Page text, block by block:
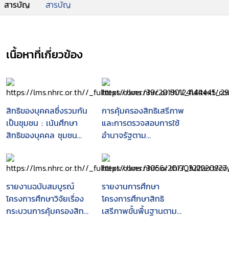
สารบัญ สารบัญ
เนื้อหาที่เกี่ยวข้อง
สิทธิของบุคคลซึ่งรวมกัน
เป็นชุมชน : เน้นศึกษา
สิทธิของบุคคล ชุมชน
ท้องถิ่น ในการมีส่วนร่วม
บำรุงรักษาและใช้
ประโยชน์จาก
ทรัพยากรธรรมชาติและ
สิ่งแวดล้อมตามมาตรา
การคุ้มครองสิทธิเสรีภาพ
และการตรวจสอบการใช้
อำนาจรัฐตาม
รายงานฉบับสมบูรณ์
โครงการศึกษาวิจัยเรื่อง
กระบวนการคุ้มครองสิทธิ
รายงานการศึกษา
โครงการศึกษาสิทธิ
เสรีภาพขั้นพื้นฐานตาม